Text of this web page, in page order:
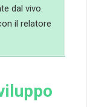
dal vivo.
il relatore